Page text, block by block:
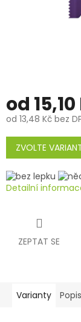
od
od 13,48 Kč bez
Měrná
cena:
ZVOLTE
Detailní
ZEPTAT SE
Varianty Popis